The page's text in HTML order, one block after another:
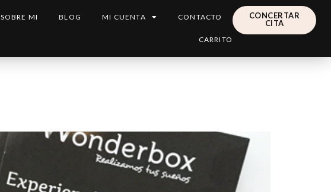
SOBRE MI BLOG MI CUENTA CONTACTO
CARRITO
CONCERTAR
CITA